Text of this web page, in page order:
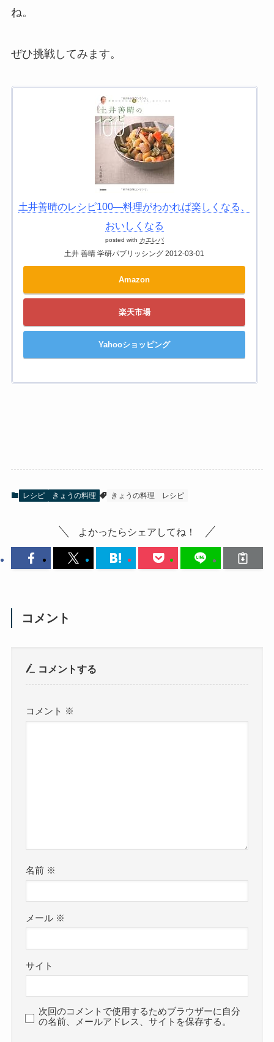
ね。
ぜひ挑戦してみます。
土井善晴のレシピ100―料理がわかれば楽しくなる、
おいしくなる
posted with カエレバ
土井 善晴 学研パブリッシング 2012-03-01
Amazon
楽天市場
Yahooショッピング
レシピ きょうの料理 きょうの料理 レシピ
よかったらシェアしてね！
コメント
コメントする
コメント ※
名前 ※
メール ※
サイト
次回のコメントで使用するためブラウザーに自分
の名前、メールアドレス、サイトを保存する。